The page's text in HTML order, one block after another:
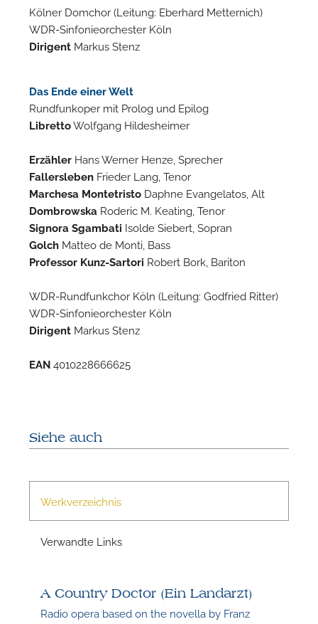
Kölner Domchor (Leitung: Eberhard Metternich)
WDR-Sinfonieorchester Köln
Dirigent Markus Stenz
Das Ende einer Welt
Rundfunkoper mit Prolog und Epilog
LibrettoWolfgang Hildesheimer
Erzähler Hans Werner Henze, Sprecher
Fallersleben Frieder Lang, Tenor
Marchesa Montetristo Daphne Evangelatos, Alt
Dombrowska Roderic M. Keating, Tenor
Signora Sgambati Isolde Siebert, Sopran
Golch Matteo de Monti, Bass
Professor Kunz-Sartori Robert Bork, Bariton
WDR-Rundfunkchor Köln (Leitung: Godfried Ritter)
WDR-Sinfonieorchester Köln
Dirigent Markus Stenz
EAN 4010228666625
Siehe auch
Werkverzeichnis
Verwandte Links
A Country Doctor (Ein Landarzt)
Radio opera based on the novella by Franz